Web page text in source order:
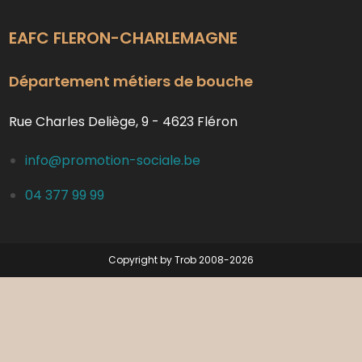
EAFC FLERON-CHARLEMAGNE
Département métiers de bouche
Rue Charles Deliège, 9 - 4623 Fléron
info@promotion-sociale.be
04 377 99 99
Copyright by Trob 2008-2026